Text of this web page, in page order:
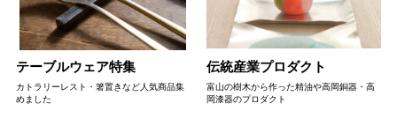
テーブルウェア特集
カトラリーレスト・箸置きなど人気商品集
めました
伝統産業プロダクト
富山の樹木から作った精油や高岡銅器・高
岡漆器のプロダクト